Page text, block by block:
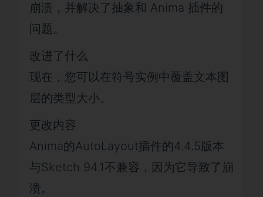
崩溃，并解决了抽象和 Anima 插件的
问题。
改进了什么
现在，您可以在符号实例中覆盖文本图
层的类型大小。
更改内容
Anima的AutoLayout插件的4.4.5版本
与Sketch 94.1不兼容，因为它导致了崩
溃。